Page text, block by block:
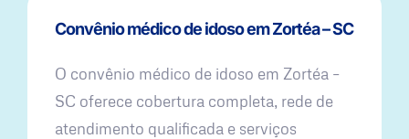
Convênio médico de idoso em Zortéa – SC
O convênio médico de idoso em Zortéa –
SC oferece cobertura completa, rede de
atendimento qualificada e serviços